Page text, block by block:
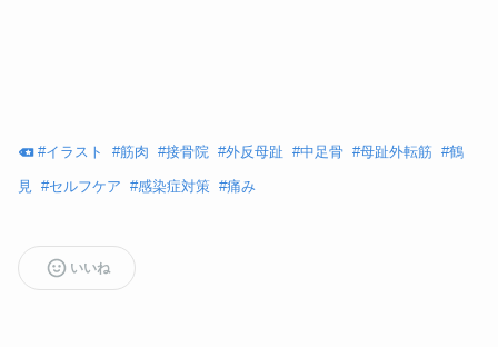
#イラスト #筋肉 #接骨院 #外反母趾 #中足骨 #母趾外転筋 #鶴
見 #セルフケア #感染症対策 #痛み
いいね